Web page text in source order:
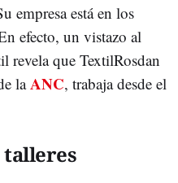
empresa está en los
efecto, un vistazo al
revela que TextilRosdan
laANC, trabaja desde el
talleres